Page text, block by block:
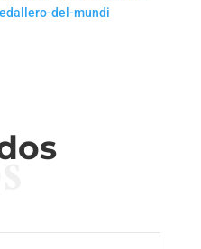
del-mundi